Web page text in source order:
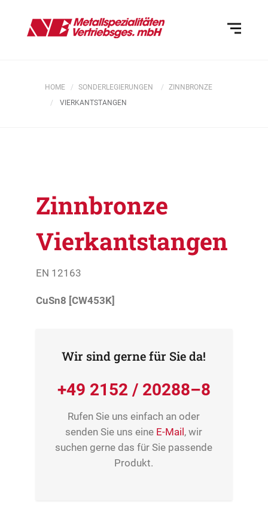
HOME SONDERLEGIERUNGEN
ZINNBRONZE
VIERKANTSTANGEN
Zinnbronze
Vierkantstangen
EN 12163
CuSn8 [CW453K]
Wir sind gerne für Sie da!
+49 2152 / 20288–8
Rufen Sie uns einfach an oder
senden Sie uns eine E-Mail , wir
suchen gerne das für Sie passende
Produkt.